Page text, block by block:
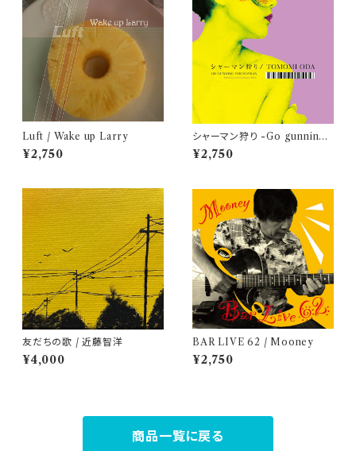
Luft / Wake up Larry
¥2,750
シャーマン狩り -Go gunning f
or Shaman- / 小田朋美
¥2,750
友だちの歌 / 近藤智洋
¥4,000
BAR LIVE 62 / Mooney
¥2,750
商品一覧に戻る